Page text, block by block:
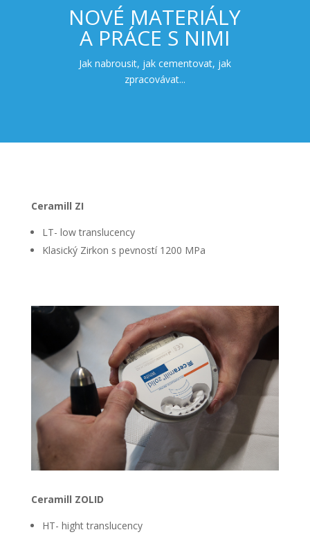
NOVÉ MATERIÁLY
A PRÁCE S NIMI
Jak nabrousit, jak cementovat, jak
zpracovávat...
Ceramill ZI
LT- low translucency
Klasický Zirkon s pevností 1200 MPa
Ceramill ZOLID
HT- hight translucency